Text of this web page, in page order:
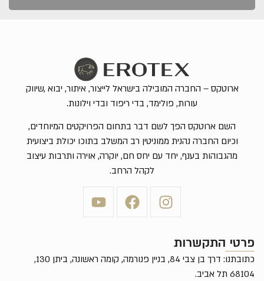
פרטי התקשרות
כתובתנו: דרך בן צבי 84, בניין פנורמה, קומה ראשונה, ביתן 130,
68104 תל אביב.
ארוטקס – החברה המובילה בישראל לייצור, איתור, יבוא ,שיווק
עורות, פולימד, בדי ריפוד ובדי וילונות.
השם ארוטקס הפך לשם דבר בתחום הפרויקטים המיוחדים,
וכיום החברה נהנית ממוניטין רב המשלב בתוכו יכולת ביצועית
מהגבוהות בענף, יחד עם יחס חם, יוקרה, אוירה ותרבות עיצוב
לקהל הרחב.